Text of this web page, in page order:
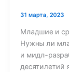
31 марта, 2023
Младшие и
Нужны ли
и мидл-
десятилетий